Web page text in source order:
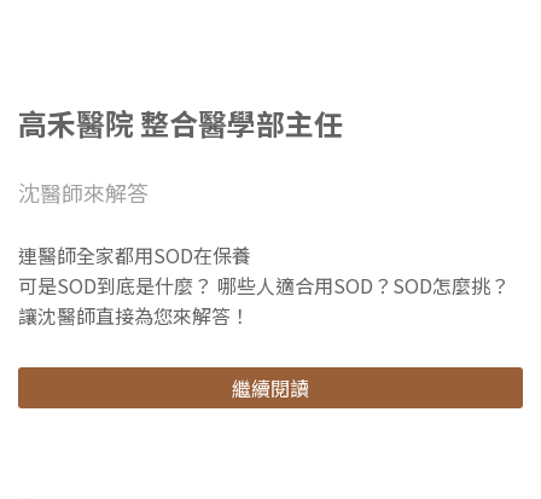
高禾醫院 整合醫學部主任
沈醫師來解答
連醫師全家都用SOD在保養
可是SOD到底是什麼？ 哪些人適合用SOD？SOD怎麼挑？
讓沈醫師直接為您來解答！
繼續閱讀